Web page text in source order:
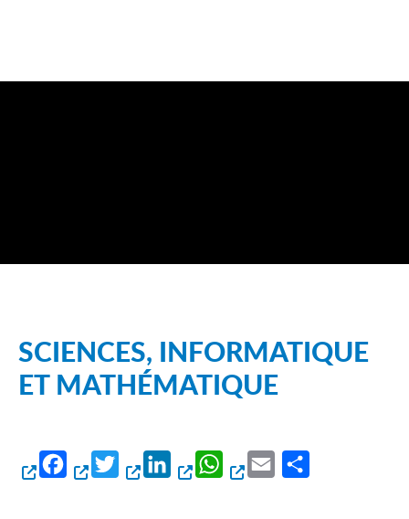
SCIENCES, INFORMATIQUE
ET MATHÉMATIQUE
FacebookTwitter LinkedInWhatsAppEmail